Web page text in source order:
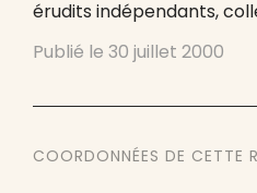
érudits indépendants,
Publié le 30 juillet 2000
COORDONNÉES DE CETTE